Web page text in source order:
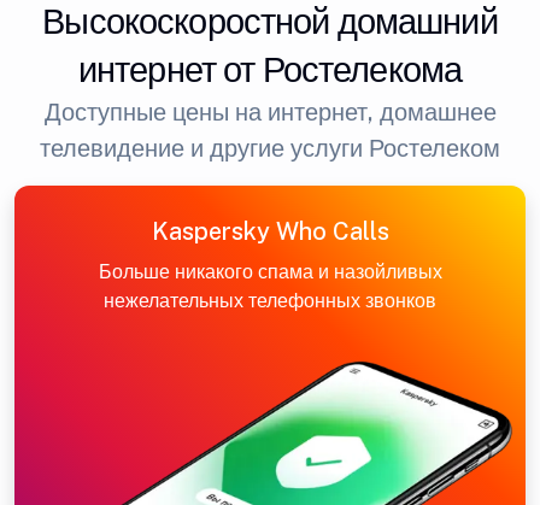
Высокоскоростной домашний
интернет от Ростелекома
Доступные цены на интернет, домашнее
телевидение и другие услуги Ростелеком
Kaspersky Who Calls
Больше никакого спама и назойливых
нежелательных телефонных звонков